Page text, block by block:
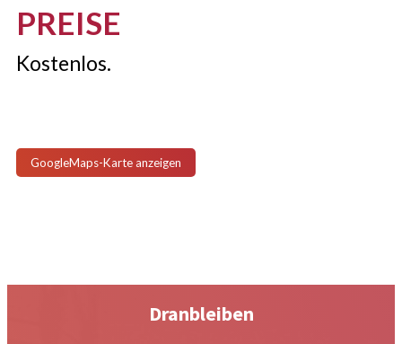
PREISE
Kostenlos.
GoogleMaps-Karte anzeigen
Dranbleiben